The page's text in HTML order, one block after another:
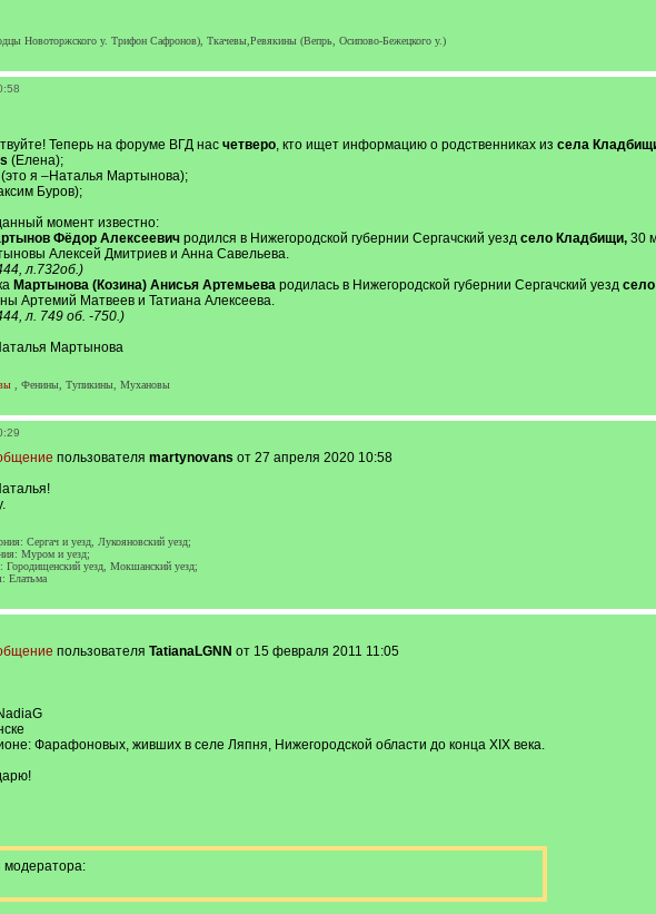
Новоторжского у. Трифон Сафронов), Ткачевы,Ревякины (Вепрь, Осипово-Бежецкого у.)
Теперь на форуме ВГД нас четверо, кто ищет информацию о родственниках из села
(Елена);
(это я –Наталья Мартынова);
Буров);
момент известно:
Фёдор Алексеевичродился в Нижегородской губернии Сергачский уезд село Кладбищи,30
Алексей Дмитриев и Анна Савельева.
л.732об.)
Мартынова (Козина) Анисья Артемьевародилась в Нижегородской губернии Сергачский уезд
Артемий Матвеев и Татиана Алексеева.
л. 749 об. -750.)
Мартынова
, Фенины, Тупикины, Мухановы
пользователя martynovans от 27 апреля 2020 10:58
Сергач и уезд, Лукояновский уезд;
Муром и уезд;
Городищенский уезд, Мокшанский уезд;
Елатьма
пользователя TatianaLGNN от 15 февраля 2011 11:05
Фарафоновых, живших в селе Ляпня, Нижегородской области до конца XIX века.
модератора: